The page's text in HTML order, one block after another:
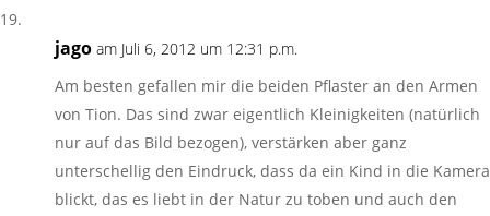
jago am Juli 6, 2012 um 12:31 p.m.
Am besten gefallen mir die beiden Pflaster an den Armen
von Tion. Das sind zwar eigentlich Kleinigkeiten (natürlich
nur auf das Bild bezogen), verstärken aber ganz
unterschellig den Eindruck, dass da ein Kind in die Kamera
blickt, das es liebt in der Natur zu toben und auch den